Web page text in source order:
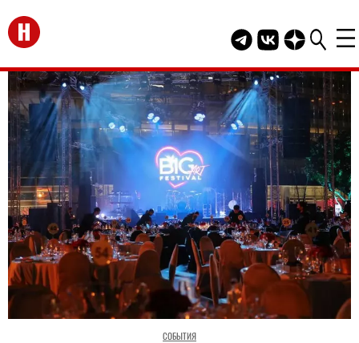
Перейти на главную
Telegram канал
Группа HELLO
Канал
СОБЫТИЯ